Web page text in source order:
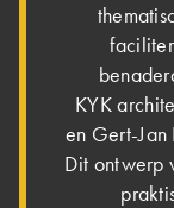
KYK
en Gert-Jan
Dit ontwerp